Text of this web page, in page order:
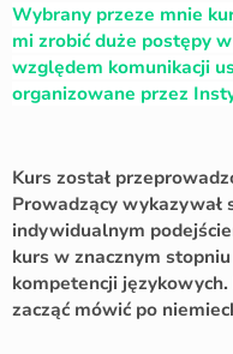
Wybrany przeze mnie
mi zrobić duże postępy
względem komunikacji
organizowane przez
Kurs został
Prowadzący wykazywał
indywidualnym
kurs w znacznym
kompetencji
zacząć mówić po